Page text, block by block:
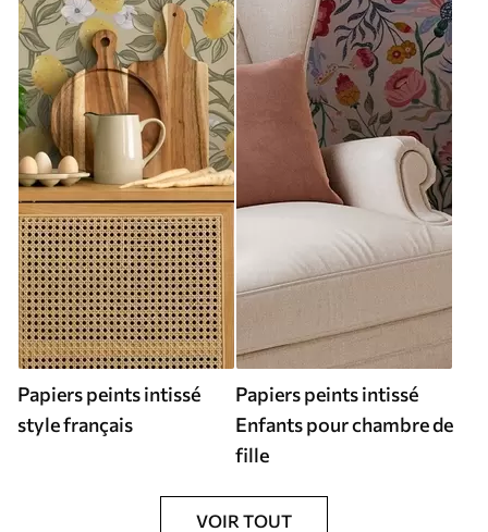
Papiers peints intissé
style français
Papiers peints intissé
Enfants pour chambre de
fille
VOIR TOUT